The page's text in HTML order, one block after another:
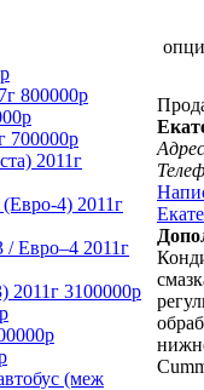
800000р
700000р
2011г
4) 2011г
Евро–4 2011г
2011г 3100000р
(меж